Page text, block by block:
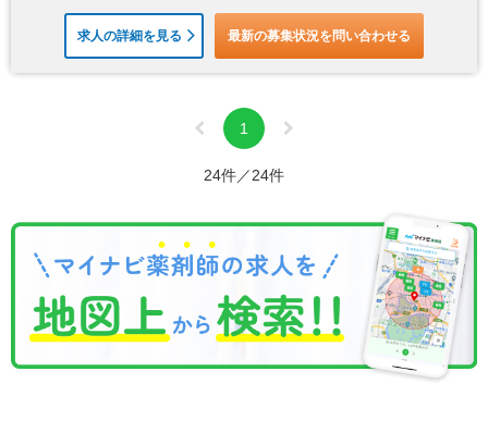
求人の詳細を見る 最新の募集状況を問い合わせる
1
24件／24件